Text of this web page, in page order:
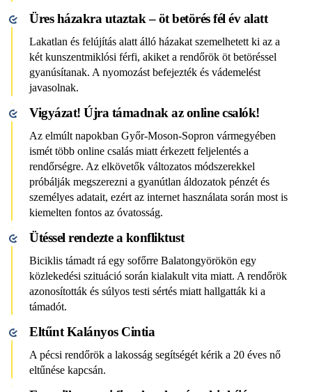
Üres házakra utaztak – öt betörés fél év alatt
Lakatlan és felújítás alatt álló házakat szemelhetett ki az a
két kunszentmiklósi férfi, akiket a rendőrök öt betöréssel
gyanúsítanak. A nyomozást befejezték és vádemelést
javasolnak.
Vigyázat! Újra támadnak az online csalók!
Az elmúlt napokban Győr-Moson-Sopron vármegyében
ismét több online csalás miatt érkezett feljelentés a
rendőrségre. Az elkövetők változatos módszerekkel
próbálják megszerezni a gyanútlan áldozatok pénzét és
személyes adatait, ezért az internet használata során most is
kiemelten fontos az óvatosság.
Ütéssel rendezte a konfliktust
Biciklis támadt rá egy sofőrre Balatongyörökön egy
közlekedési szituáció során kialakult vita miatt. A rendőrök
azonosították és súlyos testi sértés miatt hallgatták ki a
támadót.
Eltűnt Kalányos Cintia
A pécsi rendőrök a lakosság segítségét kérik a 20 éves nő
eltűnése kapcsán.